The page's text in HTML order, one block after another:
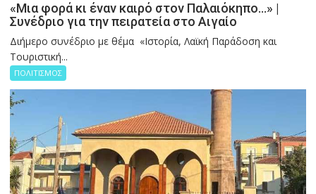
«Μια φορά κι έναν καιρό στον Παλαιόκηπο…» |
Συνέδριο για την πειρατεία στο Αιγαίο
Διήμερο συνέδριο με θέμα «Ιστορία, Λαϊκή Παράδοση και
Τουριστική...
ΠΟΛΙΤΙΣΜΟΣ